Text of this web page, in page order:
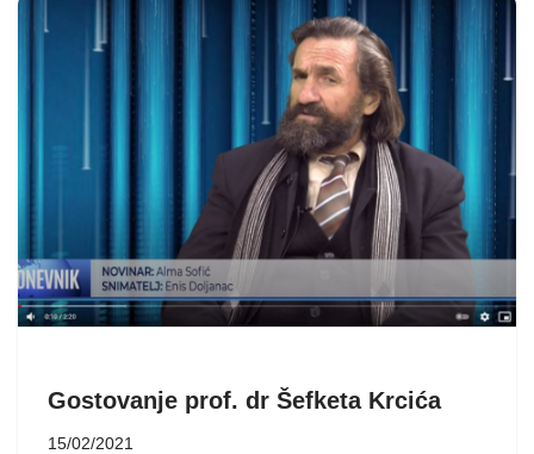
Gostovanje prof. dr Šefketa Krcića
15/02/2021